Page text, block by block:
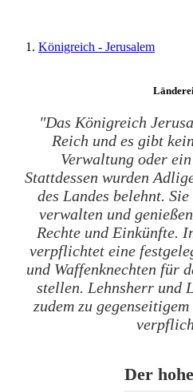
Königreich - Jerusalem
"Das Königreich
Reich und es gibt
Verwaltung oder ein
Stattdessen wurden
des Landes belehnt.
verwalten und
Rechte und Einkünfte.
verpflichtet eine
und Waffenknechten für
stellen. Lehnsherr und
zudem zu
Der